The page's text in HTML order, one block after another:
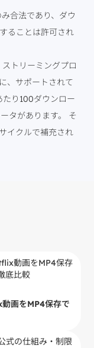
合法であり、ダウ
ることは許可され
トリーミングプロ
、サポートされて
たり100ダウンロー
タがあります。 そ
イクルで補充され
画をMP4保存で